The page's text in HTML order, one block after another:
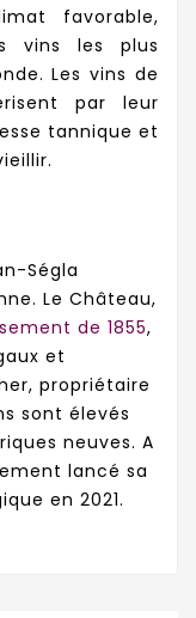
favorable,
vins les plus
Les vins de
par leur
tannique et
Ségla
Le Château,
de 1855,
et
propriétaire
sont élevés
neuves. A
lancé sa
en 2021.